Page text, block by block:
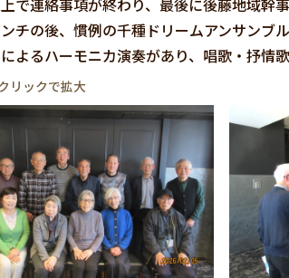
で連絡事項が終わり、最後に後藤地域幹
チの後、慣例の千種ドリームアンサンブ
よるハーモニカ演奏があり、唱歌・抒情
リックで拡大